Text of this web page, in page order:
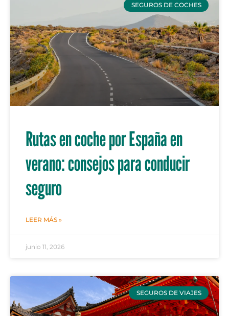
SEGUROS DE COCHES
Rutas en coche por España en
verano: consejos para conducir
seguro
LEER MÁS »
junio 11, 2026
SEGUROS DE VIAJES